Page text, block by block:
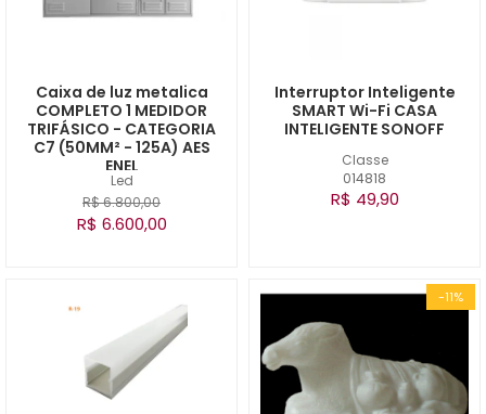
Led
Caixa de luz metalica
COMPLETO 1 MEDIDOR
TRIFÁSICO - CATEGORIA
C7 (50MM² - 125A) AES
ENEL
R$ 6.800,00
R$ 6.600,00
Classe
014818
Interruptor Inteligente
SMART Wi-Fi CASA
INTELIGENTE SONOFF
R$ 49,90
-11%